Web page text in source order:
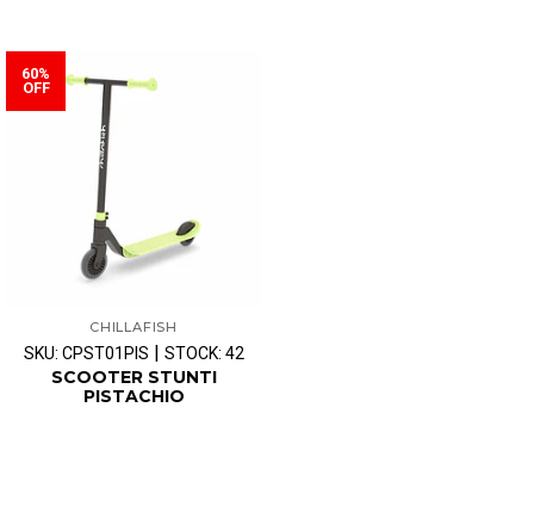
60%
OFF
CHILLAFISH
SKU: CPST01PIS | STOCK: 42
SCOOTER STUNTI
PISTACHIO